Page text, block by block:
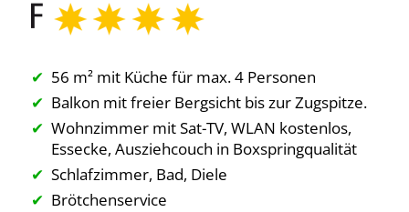
56 m² mit Küche für max. 4 Personen
Balkon mit freier Bergsicht bis zur Zugspitze.
Wohnzimmer mit Sat-TV, WLAN kostenlos,
Essecke, Ausziehcouch in Boxspringqualität
Schlafzimmer, Bad, Diele
Brötchenservice